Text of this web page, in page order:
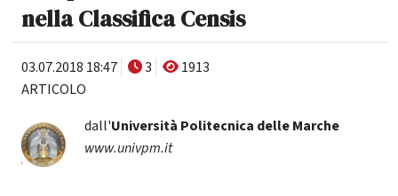
nella Classifica Censis
03.07.2018 18:47 3
1913
ARTICOLO
dall'Università Politecnica delle Marche
www.univpm.it